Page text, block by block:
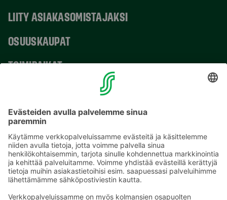
LIITY ASIAKASOMISTAJAKSI
OSUUSKAUPAT
TOIMIPAIKAT
Sähköpostiosoitteet S-ryhmässä ovat muotoa
etunimi.sukunimi@sok.fi